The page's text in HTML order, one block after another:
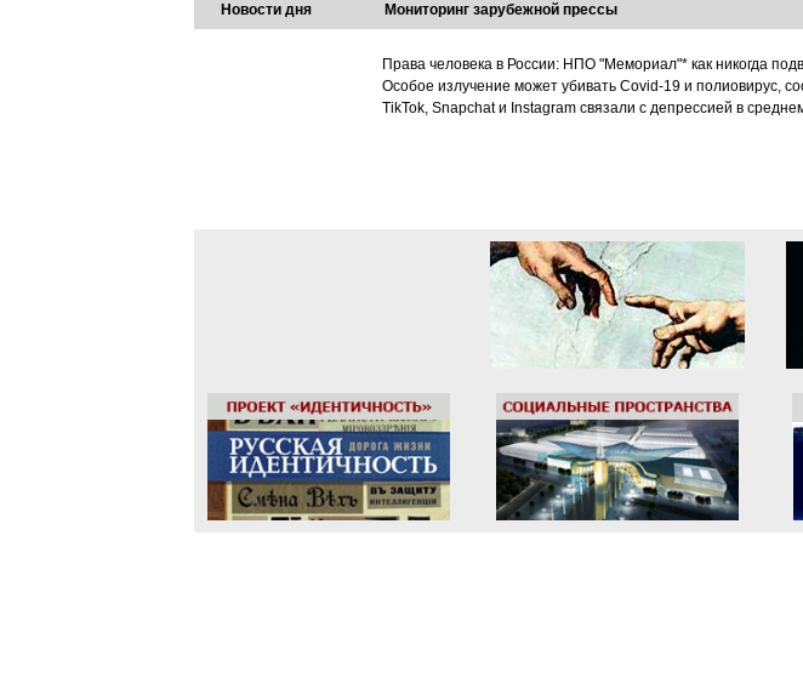
Новости дня Мониторинг зарубежной прессы
Права человека в России: НПО "Мемориал"* как никогда
Особое излучение может убивать Covid-19 и полиовирус,
TikTok, Snapchat и Instagram связали с депрессией в